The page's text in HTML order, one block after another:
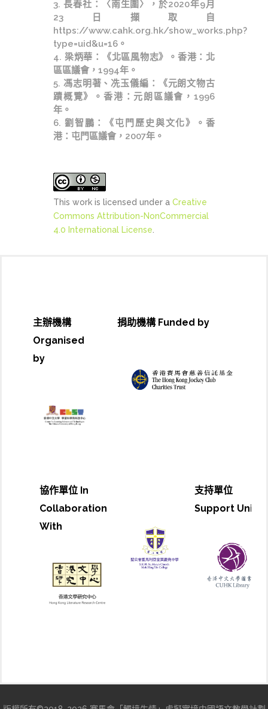
3. 長春社：〈南生圍〉，於2020年9月
23日擷取自
https://www.cahk.org.hk/show_works.php?
type=uid&u=16。
4. 梁炳華：《北區風物志》。香港：北
區區議會，1994年。
5. 馮志明著、冼玉儀編：《元朗文物古
蹟概覽》。香港：元朗區議會，1996
年。
6. 劉智鵬：《屯門歷史與文化》。香
港：屯門區議會，2007年。
This work is licensed under a Creative
Commons Attribution-NonCommercial
4.0 International License
主辦機構
Organised
by
捐助機構 Funded by
協作單位 In
Collaboration
With
支持單位
Support Unit